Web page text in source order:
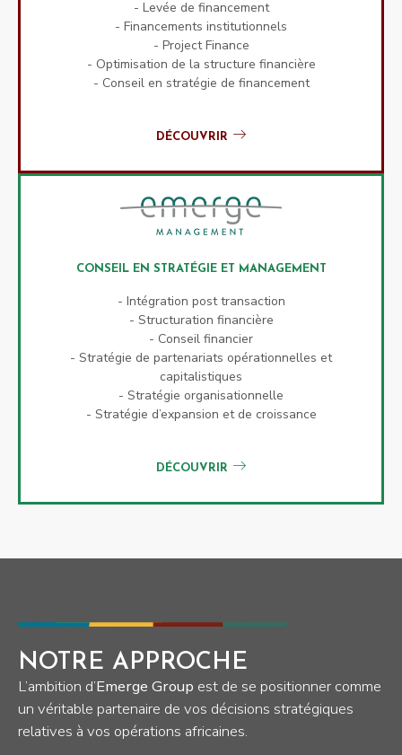
- Levée de financement
- Financements institutionnels
- Project Finance
- Optimisation de la structure financière
- Conseil en stratégie de financement
DÉCOUVRIR
CONSEIL EN STRATÉGIE ET MANAGEMENT
- Intégration post transaction
- Structuration financière
- Conseil financier
- Stratégie de partenariats opérationnelles et
capitalistiques
- Stratégie organisationnelle
- Stratégie d’expansion et de croissance
DÉCOUVRIR
NOTRE APPROCHE
L’ambition d’Emerge Group est de se positionner comme
un véritable partenaire de vos décisions stratégiques
relatives à vos opérations africaines.